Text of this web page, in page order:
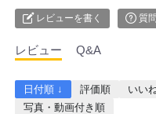
レビューを書く 質
レビュー Q&A
日付順 ↓ 評価順 いい
写真・動画付き順